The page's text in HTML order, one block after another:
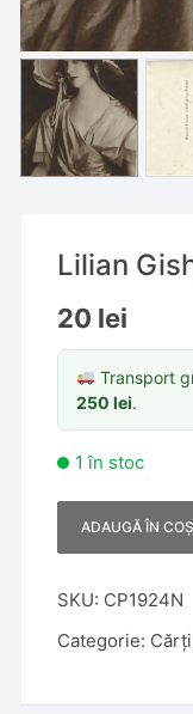
Lilian
20 lei
Transport
250lei.
1 în stoc
ADAUGĂ ÎN COȘ
t
SKU: CP1924N
Categorie: